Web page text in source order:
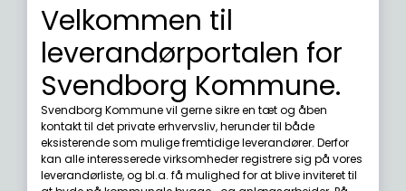
Velkommen til
leverandørportalen for
Svendborg Kommune.
Svendborg Kommune vil gerne sikre en tæt og åben
kontakt til det private erhvervsliv, herunder til både
eksisterende som mulige fremtidige leverandører. Derfor
kan alle interesserede virksomheder registrere sig på vores
leverandørliste, og bl.a. få mulighed for at blive inviteret til